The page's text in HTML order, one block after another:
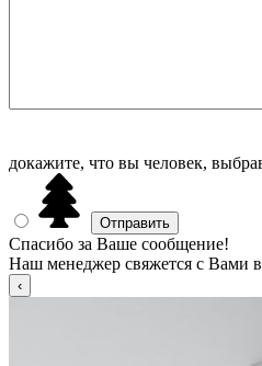
докажите, что вы человек,
Спасибо за Ваше сообщение!
Наш менеджер свяжется с Вами